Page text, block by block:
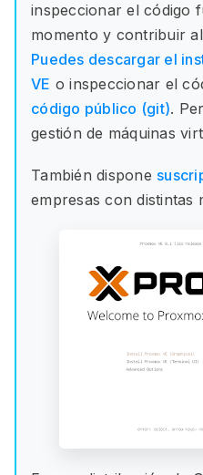
inspeccionar el código
momento y contribuir
Puedes descargar el
VE o inspeccionar el
código público (git).
gestión de máquinas
También dispone
empresas con distintas